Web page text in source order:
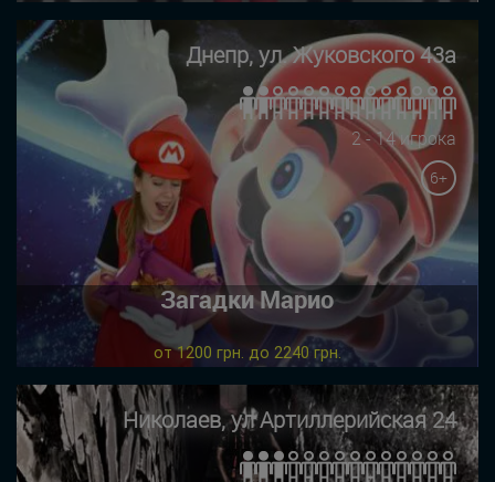
Днепр, ул. Жуковского 43а
2 - 14 игрока
6+
Загадки Марио
от 1200 грн. до 2240 грн.
Николаев, ул Артиллерийская 24